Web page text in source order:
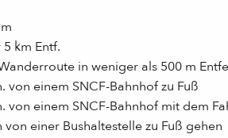
km Entf.
in weniger als 500 m
von einem SNCF-Bahnhof zu Fuß
von einem SNCF-Bahnhof mit dem
von einer Bushaltestelle zu Fuß gehen